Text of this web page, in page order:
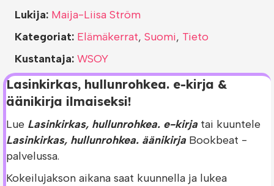
Lasinkirkas, hullunrohkea. e-kirja &
äänikirja ilmaiseksi!
Lue Lasinkirkas, hullunrohkea. e-kirja tai kuuntele
Lasinkirkas, hullunrohkea. äänikirja Bookbeat -
palvelussa.
Kokeilujakson aikana saat kuunnella ja lukea
Lukija: Maija-Liisa Ström
Kategoriat: Elämäkerrat, Suomi, Tieto
Kustantaja: WSOY